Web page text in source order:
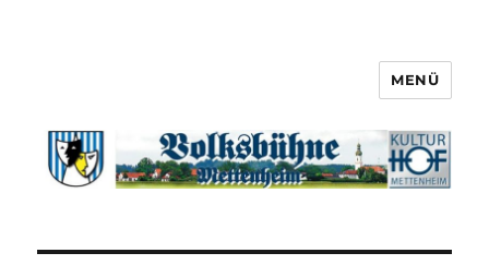
MENÜ